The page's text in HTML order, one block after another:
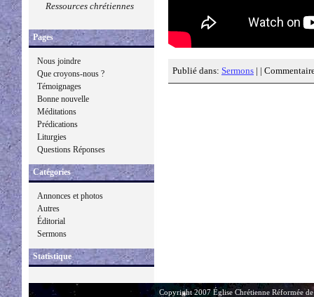
Ressources chrétiennes
Pages
Nous joindre
Que croyons-nous ?
Témoignages
Bonne nouvelle
Méditations
Prédications
Liturgies
Questions Réponses
Catégories
Annonces et photos
Autres
Éditorial
Sermons
Statistique
Publié dans: Sermons | |
Copyright 2007 Église Chrétienne Réformée